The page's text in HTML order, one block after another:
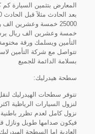
المعارض بتثمين السيارة
خمسة وعشرين الف ريال
التأمين ويسلمك ورقة
تتواصل مع شركة التأمين
بسلامة الدائمة للجميع
سطحة هيدرليك:
تتوفر سطحات الهيدرليك
لنزول السيارات الرياظية
نزول كامل لعدم تظرر
فيكون صدامها طويل ونازل
العادية اما السطحة